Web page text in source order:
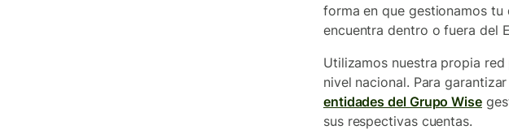
forma en que gestionamos
encuentra dentro o fuera del
Utilizamos nuestra propia
nivel nacional. Para
entidades del Grupo Wise
sus respectivas cuentas.